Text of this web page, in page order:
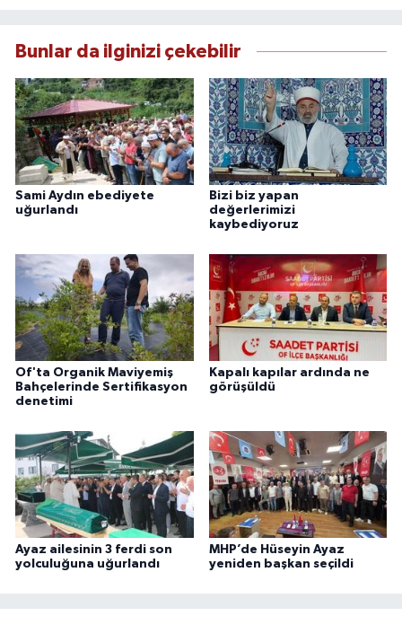
Bunlar da ilginizi çekebilir
Sami Aydın ebediyete
uğurlandı
Bizi biz yapan
değerlerimizi
kaybediyoruz
Of'ta Organik Maviyemiş
Bahçelerinde Sertifikasyon
denetimi
Kapalı kapılar ardında ne
görüşüldü
Ayaz ailesinin 3 ferdi son
yolculuğuna uğurlandı
MHP’de Hüseyin Ayaz
yeniden başkan seçildi